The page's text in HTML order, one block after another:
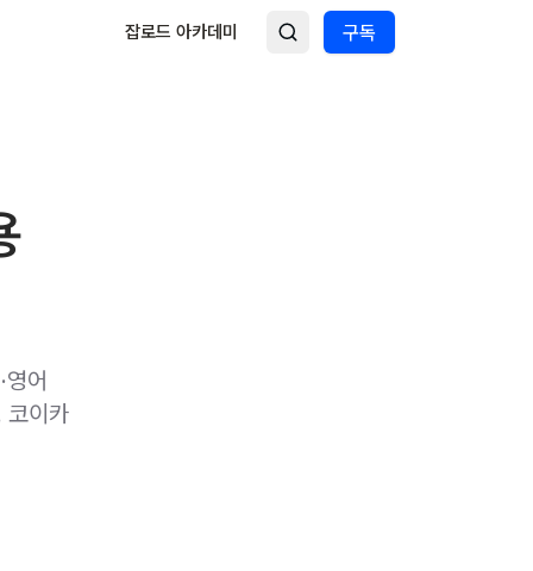
잡로드 아카데미 구독
어
코이카